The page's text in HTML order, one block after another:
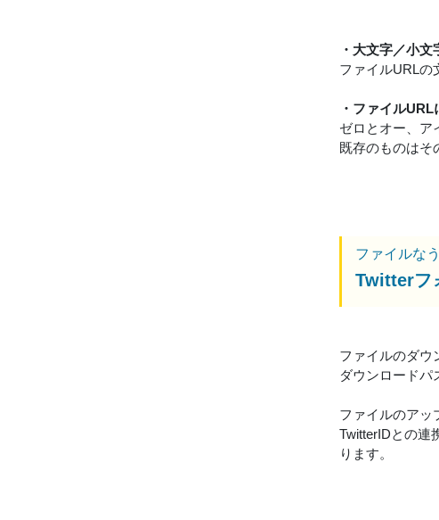
・大文字／小
ファイルURLの
・ファイル
ゼロとオー、ア
既存のものはそ
ファイルなう
Twitterフ
ファイルのダウ
ダウンロードパ
ファイルのアッ
TwitterIDとの連
ります。